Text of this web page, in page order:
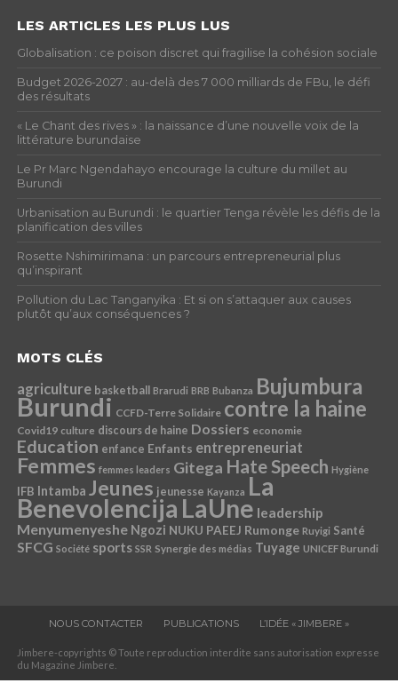
LES ARTICLES LES PLUS LUS
Globalisation : ce poison discret qui fragilise la cohésion sociale
Budget 2026-2027 : au-delà des 7 000 milliards de FBu, le défi
des résultats
« Le Chant des rives » : la naissance d’une nouvelle voix de la
littérature burundaise
Le Pr Marc Ngendahayo encourage la culture du millet au
Burundi
Urbanisation au Burundi : le quartier Tenga révèle les défis de la
planification des villes
Rosette Nshimirimana : un parcours entrepreneurial plus
qu’inspirant
Pollution du Lac Tanganyika : Et si on s’attaquer aux causes
plutôt qu’aux conséquences ?
MOTS CLÉS
agriculture basketball Brarudi BRB Bubanza Bujumbura
Burundi CCFD-Terre Solidaire contre la haine
Covid19 culture discours de haine Dossiers economie
Education enfance Enfants entrepreneuriat
Femmes femmes leaders Gitega Hate Speech Hygiène
IFB Intamba Jeunes jeunesse Kayanza La
Benevolencija LaUne leadership
Menyumenyeshe Ngozi NUKU PAEEJ Rumonge Ruyigi Santé
SFCG Société sports SSR Synergie des médias Tuyage UNICEF Burundi
NOUS CONTACTER PUBLICATIONS L’IDÉE « JIMBERE »
Jimbere-copyrights © Toute reproduction interdite sans autorisation expresse
du Magazine Jimbere.